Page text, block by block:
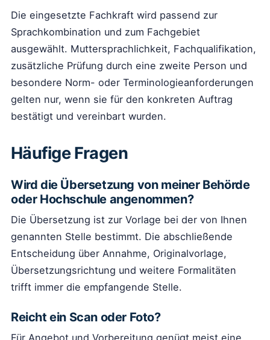
Die eingesetzte Fachkraft wird passend zur
Sprachkombination und zum Fachgebiet
ausgewählt. Muttersprachlichkeit, Fachqualifikation,
zusätzliche Prüfung durch eine zweite Person und
besondere Norm- oder Terminologieanforderungen
gelten nur, wenn sie für den konkreten Auftrag
bestätigt und vereinbart wurden.
Häufige Fragen
Wird die Übersetzung von meiner Behörde
oder Hochschule angenommen?
Die Übersetzung ist zur Vorlage bei der von Ihnen
genannten Stelle bestimmt. Die abschließende
Entscheidung über Annahme, Originalvorlage,
Übersetzungsrichtung und weitere Formalitäten
trifft immer die empfangende Stelle.
Reicht ein Scan oder Foto?